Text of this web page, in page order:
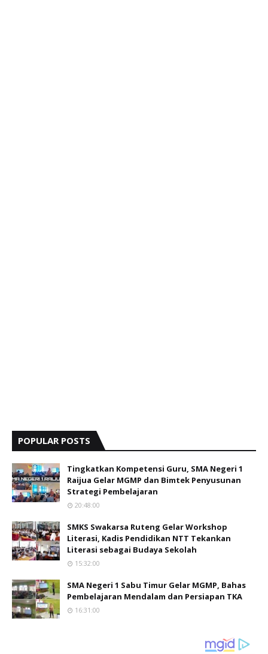
POPULAR POSTS
Tingkatkan Kompetensi Guru, SMA Negeri 1
Raijua Gelar MGMP dan Bimtek Penyusunan
Strategi Pembelajaran
20:48:00
SMKS Swakarsa Ruteng Gelar Workshop
Literasi, Kadis Pendidikan NTT Tekankan
Literasi sebagai Budaya Sekolah
15:32:00
SMA Negeri 1 Sabu Timur Gelar MGMP, Bahas
Pembelajaran Mendalam dan Persiapan TKA
16:31:00